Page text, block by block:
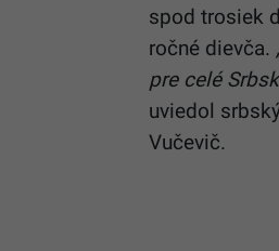
spod trosiek
ročné dievča.
pre celé
uviedol
Vučevič.